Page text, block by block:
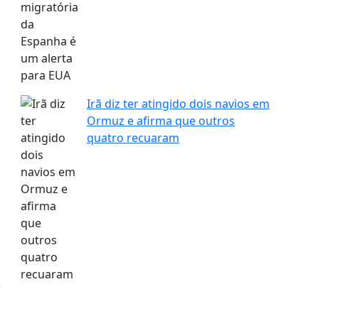
Irã diz ter atingido dois navios em
Ormuz e afirma que outros
quatro recuaram